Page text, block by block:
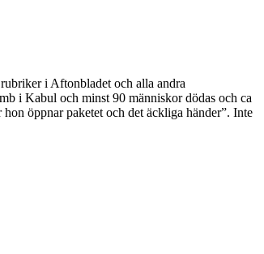
i Aftonbladet och alla andra
i Kabul och minst 90 människor dödas och ca
öppnar paketet och det äckliga händer”. Inte